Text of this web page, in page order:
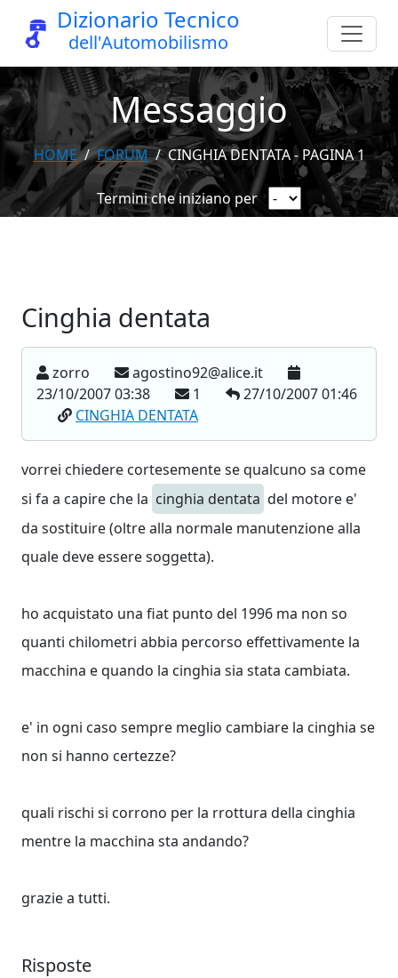
Dizionario Tecnico
dell'Automobilismo
Messaggio
HOME FORUM CINGHIA DENTATA - PAGINA 1
Termini che iniziano per
Cinghia dentata
zorro
agostino92@alice.it
23/10/2007 03:38
1
27/10/2007 01:46
CINGHIA DENTATA
vorrei chiedere cortesemente se qualcuno sa come
si fa a capire che la cinghia dentata del motore e'
da sostituire (oltre alla normale manutenzione alla
quale deve essere soggetta).
ho acquistato una fiat punto del 1996 ma non so
quanti chilometri abbia percorso effettivamente la
macchina e quando la cinghia sia stata cambiata.
e' in ogni caso sempre meglio cambiare la cinghia se
non si hanno certezze?
quali rischi si corrono per la rrottura della cinghia
mentre la macchina sta andando?
grazie a tutti.
Risposte